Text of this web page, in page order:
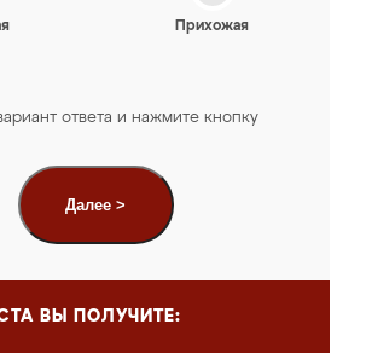
Прихожая
ответа и нажмите кнопку
Далее >
ВЫ ПОЛУЧИТЕ: